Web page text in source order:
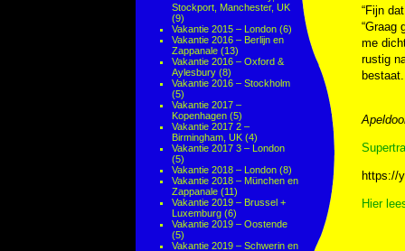
Stockport, Manchester, UK
(9)
Vakantie 2015 – London (6)
Vakantie 2016 – Berlijn en
Zappanale (13)
Vakantie 2016 – Oxford &
Aylesbury (8)
Vakantie 2016 – Stockholm
(5)
Vakantie 2017 –
Kopenhagen (5)
Vakantie 2017 2 –
Birmingham, UK (4)
Vakantie 2017 3 – London
(5)
Vakantie 2018 – London (8)
Vakantie 2018 – München en
Zappanale (11)
Vakantie 2019 – Brussel +
Luxemburg (6)
Vakantie 2019 – Oostende
(5)
Vakantie 2019 – Schwerin en
“Fijn
“Graag
me
rustig
https://
Hier